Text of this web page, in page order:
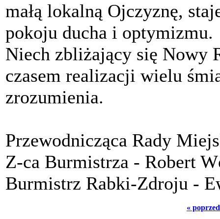
małą lokalną Ojczyznę,
pokoju ducha i optymizmu.
Niech zbliżający się Nowy
czasem realizacji wielu
zrozumienia.
Przewodnicząca Rady
Z-ca Burmistrza - Robert
Burmistrz Rabki-Zdroju -
«